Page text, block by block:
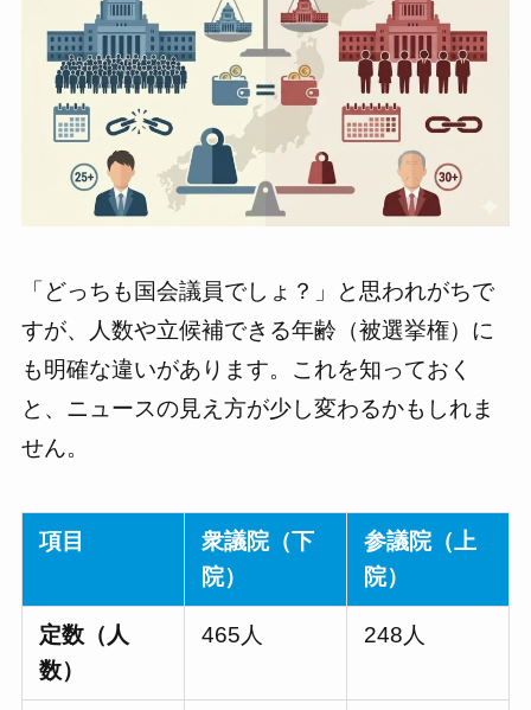
「どっちも国会議員でしょ？」と思われがちで
すが、人数や立候補できる年齢（被選挙権）に
も明確な違いがあります。これを知っておく
と、ニュースの見え方が少し変わるかもしれま
せん。
項目
衆議院（下
院）
参議院（上
院）
定数（人
数）
465人 248人